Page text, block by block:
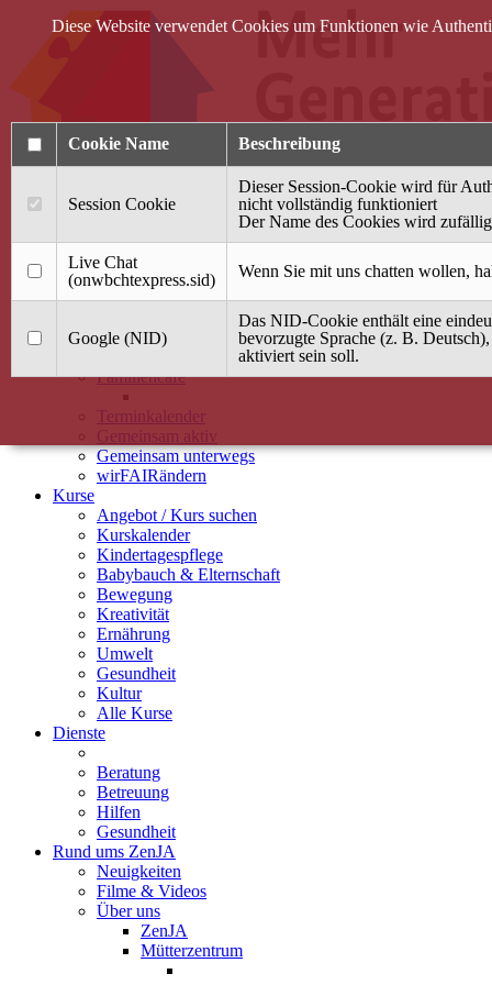
Anmelden
Startseite
Treffpunkt Jung & Alt
40 Jahre Mütterzentrum
Familiencafé
Terminkalender
Gemeinsam aktiv
Gemeinsam unterwegs
wirFAIRändern
Kurse
Angebot / Kurs suchen
Kurskalender
Kindertagespflege
Babybauch & Elternschaft
Bewegung
Kreativität
Ernährung
Umwelt
Gesundheit
Kultur
Alle Kurse
Dienste
Beratung
Betreuung
Hilfen
Gesundheit
Rund ums ZenJA
Neuigkeiten
Filme & Videos
Über uns
ZenJA
Mütterzentrum
Diese Website verwendet Cookies um Funktionen wie
Cookie Name Beschreibung
Session Cookie
Dieser Session-Cookie wird für
nicht vollständig funktioniert
Der Name des Cookies wird
Live Chat
(onwbchtexpress.sid)
Wenn Sie mit uns chatten wollen,
Google (NID)
Das NID-Cookie enthält eine
bevorzugte Sprache (z. B.
aktiviert sein soll.